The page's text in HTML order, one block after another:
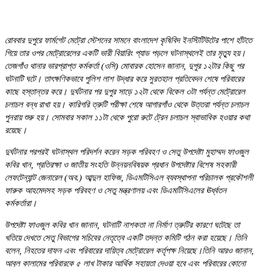
রোববার দুপুরে ফার্মগেট মেট্রো স্টেশনের সামনে বাংলাদেশ কৃষিবিদ ইনস্টিটিউটের পাশে হাঁটতে
গিয়ে তার ওপর মেট্রোরেলের একটি ভারী বিয়ারিং প্যাড পড়লে ঘটনাস্থলেই তার মৃত্যু হয়।
তেজগাঁও থানার ভারপ্রাপ্ত কর্মকর্তা (ওসি) মোবারক হোসেন জানান, দুপুর ১২টার কিছু পর
ঘটনাটি ঘটে। তাৎক্ষণিকভাবে পুলিশ লাশ উদ্ধার করে সুরতহাল প্রতিবেদন শেষে পরিবারের
কাছে হস্তান্তর করে। দুর্ঘটনার পর দুপুর সাড়ে ১২টা থেকে বিকেল ৩টা পর্যন্ত মেট্রোরেল
চলাচল বন্ধ রাখা হয়। কারিগরি ত্রুটি পরীক্ষা শেষে আগারগাঁও থেকে উত্তরা পর্যন্ত চলাচল
পুনরায় শুরু হয়। সোমবার সকাল ১১টা থেকে পুরো রুটে ট্রেন চলাচল স্বাভাবিক হওয়ার কথা
রয়েছে।
দুর্ঘটনার পরপরই ঘটনাস্থল পরিদর্শন করেন সড়ক পরিবহণ ও সেতু উপদেষ্টা মুহাম্মদ ফাওজুল
কবির খান, প্রতিরক্ষা ও জাতীয় সংহতি উন্নয়নবিষয়ক প্রধান উপদেষ্টার বিশেষ সহকারী
লেফটেন্যান্ট জেনারেল (অব.) আব্দুল হাফিজ, ডিএমটিসিএল ব্যবস্থাপনা পরিচালক প্রকৌশলী
ফারুক আহমেদসহ সড়ক পরিবহণ ও সেতু মন্ত্রণালয় এবং ডিএমটিসিএলের ঊর্ধ্বতন
কর্মকর্তারা।
উপদেষ্টা ফাওজুল কবির খান জানান, ঘটনাটি নাশকতা না নির্মাণ ত্রুটির কারণে ঘটেছে তা
খতিয়ে দেখতে সেতু বিভাগের সচিবের নেতৃত্বে একটি তদন্ত কমিটি গঠন করা হয়েছে। তিনি
বলেন, নিহতের দাফন এবং পরিবারের দায়িত্ব মেট্রোরেল কর্তৃপক্ষ নিয়েছে।তিনি আরও জানান,
আবুল কালামের পরিবারকে ৫ লাখ টাকার আর্থিক সহায়তা দেওয়া হবে এবং পরিবারের কোনো